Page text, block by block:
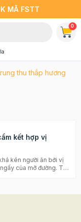
MÃ FSTT
0
thu thắp hương
kết hợp vị
kén người ăn bởi vị
của mỡ đường. Tuy
Là biến tấu
trung thu thập cẩm